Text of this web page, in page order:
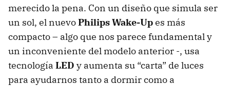
merecido la pena. Con un diseño que simula ser
un sol, el nuevoPhilips Wake-Upes más
compacto – algo que nos parece fundamental y
un inconveniente del modelo anterior -, usa
tecnología LED y aumenta su “carta” de luces
para ayudarnos tanto a dormir como a